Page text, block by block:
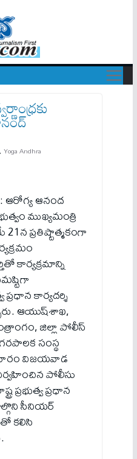
, Yoga Andhra
: ఆరోగ్య ఆనంద
ముఖ్య‌మంత్రి
ప్ర‌తిష్టాత్మ‌కంగా
కార్య‌క్ర‌మాన్ని
ప్ర‌ధాన కార్య‌ద‌ర్శి
ఆయుష్‌శాఖ‌,
జిల్లా పోలీస్
సంస్థ
విజ‌య‌వాడ
పోలీసు
ప్ర‌ధాన
సీనియ‌ర్
క‌లిసి